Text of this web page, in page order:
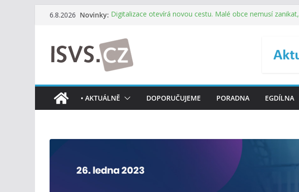
Přeskočit
6.8.2026 Novinky: Digitalizace otevírá novou cestu. Malé obce nemusí zanikat,
testování digitálních služeb
DIA: Informační systém dlouhodobého řízení (ISDŘ) je od
července v plném provozu
RVIS – Výbor pro architekturu a řízení ICT zveřejnil materiály
z nového jednání
Informace o obcích vždy po ruce. SMS ČR spouští novou
mobilní aplikaci
• AKTUÁLNĚ DOPORUČUJEME PORADNA EGDÍLNA